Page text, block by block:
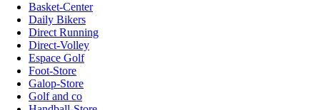
Basket-Center
Daily Bikers
Direct Running
Direct-Volley
Espace Golf
Foot-Store
Galop-Store
Golf and co